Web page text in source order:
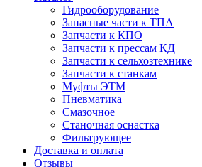
Гидрооборудование
Запасные части к ТПА
Запчасти к КПО
Запчасти к прессам КД
Запчасти к сельхозтехнике
Запчасти к станкам
Муфты ЭТМ
Пневматика
Смазочное
Станочная оснастка
Фильтрующее
Доставка и оплата
Отзывы